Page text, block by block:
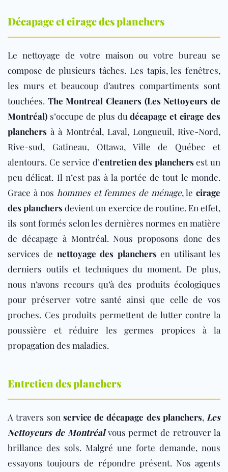
Décapage et cirage des planchers
Le nettoyage de votre maison ou votre bureau se
compose de plusieurs tâches. Les tapis, les fenêtres,
les murs et beaucoup d’autres compartiments sont
touchées. The Montreal Cleaners (Les Nettoyeurs de
Montréal) s’occupe de plus dudécapage et cirage des
planchers à à Montréal, Laval, Longueuil, Rive-Nord,
Rive-sud, Gatineau, Ottawa, Ville de Québec et
alentours. Ce service d’entretien des planchersest un
peu délicat. Il n’est pas à la portée de tout le monde.
Grace à nos hommes et femmes de ménage, lecirage
des planchersdevient un exercice de routine. En effet,
ils sont formés selon les dernières normes en matière
de décapage à Montréal. Nous proposons donc des
services de nettoyage des planchersen utilisant les
derniers outils et techniques du moment. De plus,
nous n’avons recours qu’à des produits écologiques
pour préserver votre santé ainsi que celle de vos
proches. Ces produits permettent de lutter contre la
poussière et réduire les germes propices à la
propagation des maladies.
Entretien des planchers
A travers son service de décapage des planchers, Les
Nettoyeurs de Montréalvous permet de retrouver la
brillance des sols. Malgré une forte demande, nous
essayons toujours de répondre présent. Nos agents